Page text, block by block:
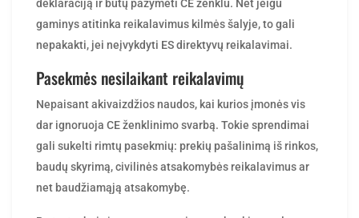
gaminys atitinka reikalavimus kilmės šalyje, to gali
nepakakti, jei neįvykdyti ES direktyvų reikalavimai.
Nepaisant akivaizdžios naudos, kai kurios įmonės vis
dar ignoruoja CE ženklinimo svarbą. Tokie sprendimai
gali sukelti rimtų pasekmių: prekių pašalinimą iš rinkos,
baudų skyrimą, civilinės atsakomybės reikalavimus ar
net baudžiamąją atsakomybę.